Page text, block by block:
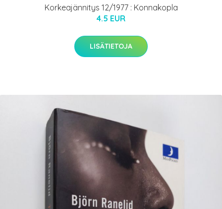
Korkeajännitys 12/1977 : Konnakopla
4.5 EUR
LISÄTIETOJA